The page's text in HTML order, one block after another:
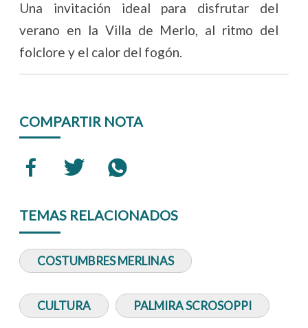
Una invitación ideal para disfrutar del
verano en la Villa de Merlo, al ritmo del
folclore y el calor del fogón.
COMPARTIR NOTA
TEMAS RELACIONADOS
COSTUMBRES MERLINAS
CULTURA PALMIRA SCROSOPPI